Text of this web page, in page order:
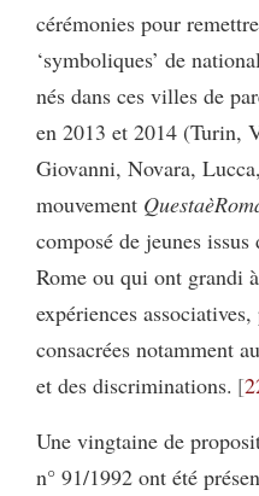
cérémonies pour
‘symboliques’ de
nés dans ces villes de
en 2013 et 2014 (Turin,
Giovanni, Novara,
mouvement
composé de jeunes
Rome ou qui ont grandi
expériences
consacrées notamment
et des discriminations.
Une vingtaine de
n° 91/1992 ont été